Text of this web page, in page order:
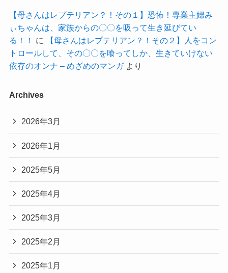
【母さんはレプテリアン？！その１】恐怖！専業主婦み
ぃちゃんは、家族からの〇〇を吸って生き延びてい
る！！
に
【母さんはレプテリアン？！その２】人をコン
トロールして、その〇〇を喰ってしか、生きていけない
依存のオンナ – めざめのマンガより
Archives
2026年3月
2026年1月
2025年5月
2025年4月
2025年3月
2025年2月
2025年1月